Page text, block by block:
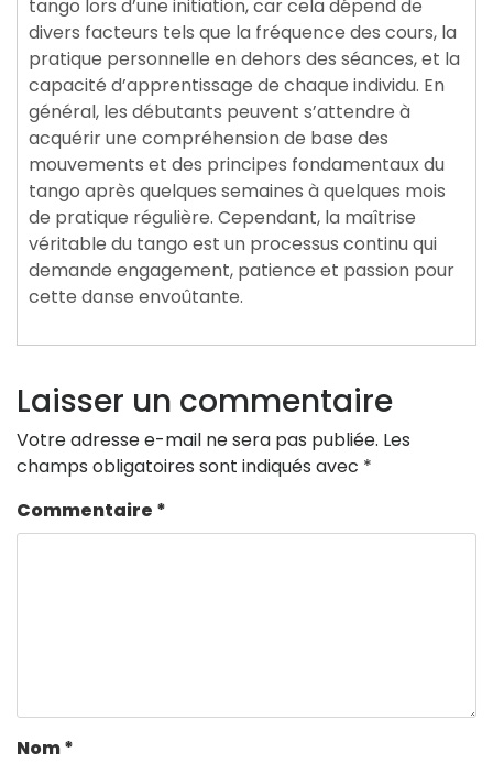
tango lors d’une initiation, car cela dépend de
divers facteurs tels que la fréquence des cours, la
pratique personnelle en dehors des séances, et la
capacité d’apprentissage de chaque individu. En
général, les débutants peuvent s’attendre à
acquérir une compréhension de base des
mouvements et des principes fondamentaux du
tango après quelques semaines à quelques mois
de pratique régulière. Cependant, la maîtrise
véritable du tango est un processus continu qui
demande engagement, patience et passion pour
cette danse envoûtante.
Laisser un commentaire
Votre adresse e-mail ne sera pas publiée. Les
champs obligatoires sont indiqués avec *
Commentaire *
Nom*